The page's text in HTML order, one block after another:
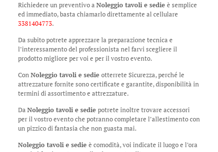
Richiedere un preventivo a Noleggio tavoli e sedie è semplice
ed immediato, basta chiamarlo direttamente al cellulare
3381404773.
Da subito potrete apprezzare la preparazione tecnica e
l’interessamento del professionista nel farvi scegliere il
prodotto migliore per voi e per il vostro evento.
ConNoleggio tavoli e sedie otterrete Sicurezza, perché le
attrezzature fornite sono certificate e garantite, disponibilità in
termini di assortimento e attrezzature.
Da Noleggio tavoli e sedie potrete inoltre trovare accessori
per il vostro evento che potranno completare l’allestimento con
un pizzico di fantasia che non guasta mai.
Noleggio tavoli e sedie è comodità, voi indicate il luogo e l’ora